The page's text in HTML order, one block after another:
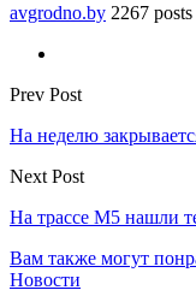
avgrodno.by 2267 posts
Prev Post
На неделю
Next Post
На трассе М5 нашли
Вам также могут
Новости